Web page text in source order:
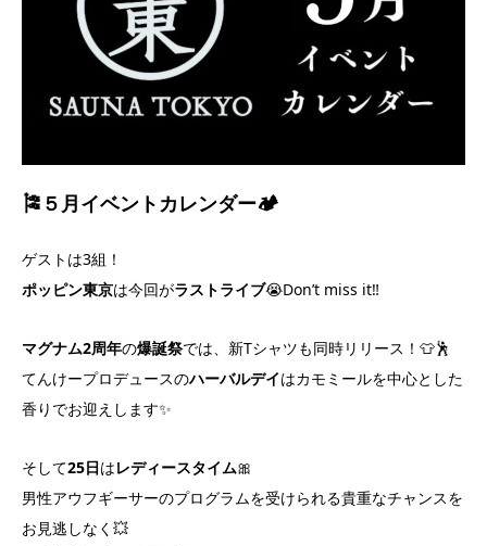
🎏 ５月イベントカレンダー🏕️
ゲストは3組！
ポッピン東京は今回がラストライブ😭Don’t miss it‼️
マグナム2周年の爆誕祭では、新Tシャツも同時リリース！👕🕺
てんけープロデュースのハーバルデイはカモミールを中心とした
香りでお迎えします✨
そして25日はレディースタイム🎀
男性アウフギーサーのプログラムを受けられる貴重なチャンスを
お見逃しなく💥